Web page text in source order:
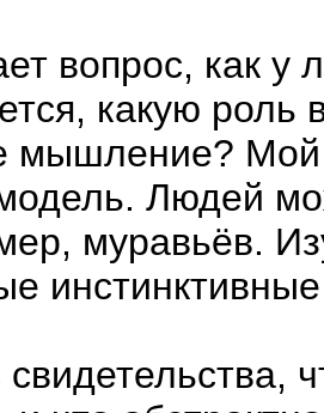
вопрос, как у
какую роль
мышление? Мой
Людей
муравьёв.
свидетельства,